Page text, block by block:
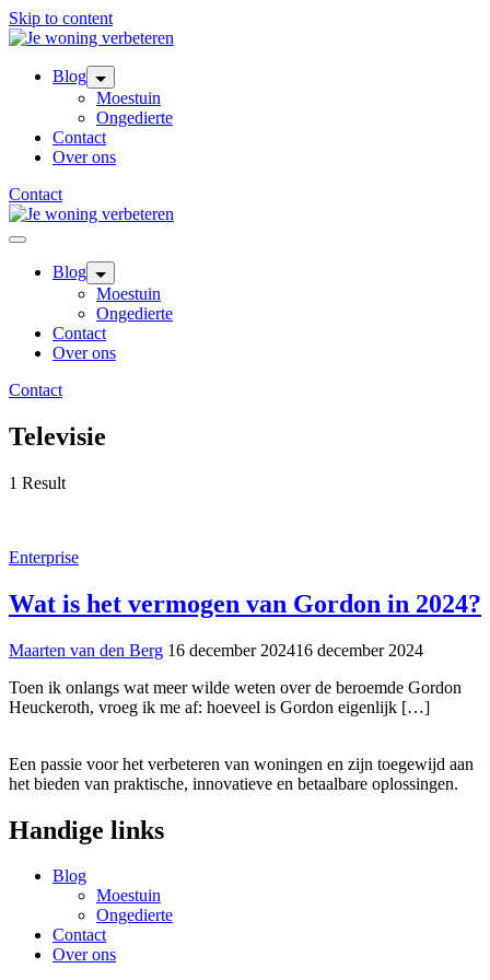
Skip to content
Blog
Moestuin
Ongedierte
Contact
Over ons
Contact
Blog
Moestuin
Ongedierte
Contact
Over ons
Contact
Televisie
1 Result
Enterprise
Wat is het vermogen van Gordon in 2024?
Maarten van den Berg 16 december 202416 december 2024
Toen ik onlangs wat meer wilde weten over de beroemde Gordon
Heuckeroth, vroeg ik me af: hoeveel is Gordon eigenlijk […]
Een passie voor het verbeteren van woningen en zijn toegewijd aan
het bieden van praktische, innovatieve en betaalbare oplossingen.
Handige links
Blog
Moestuin
Ongedierte
Contact
Over ons